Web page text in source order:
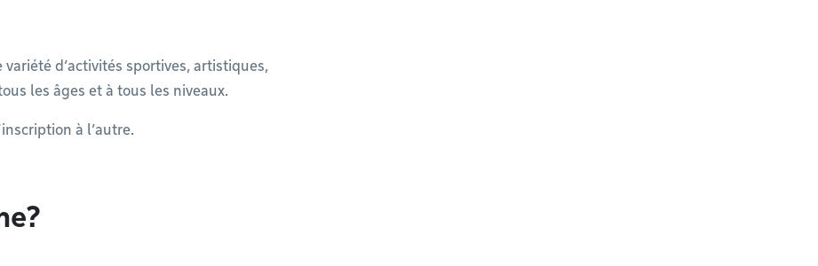
d’activités sportives, artistiques,
les âges et à tous les niveaux.
à l’autre.